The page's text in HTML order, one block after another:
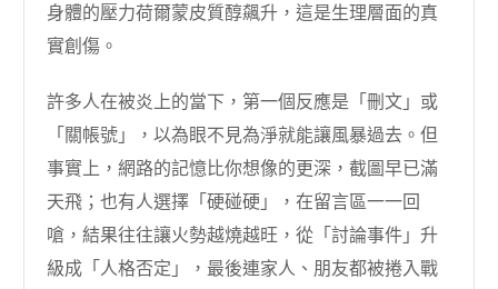
身體的壓力荷爾蒙皮質醇飆升，這是生理層面的真
實創傷。
許多人在被炎上的當下，第一個反應是「刪文」或
「關帳號」，以為眼不見為淨就能讓風暴過去。但
事實上，網路的記憶比你想像的更深，截圖早已滿
天飛；也有人選擇「硬碰硬」，在留言區一一回
嗆，結果往往讓火勢越燒越旺，從「討論事件」升
級成「人格否定」，最後連家人、朋友都被捲入戰